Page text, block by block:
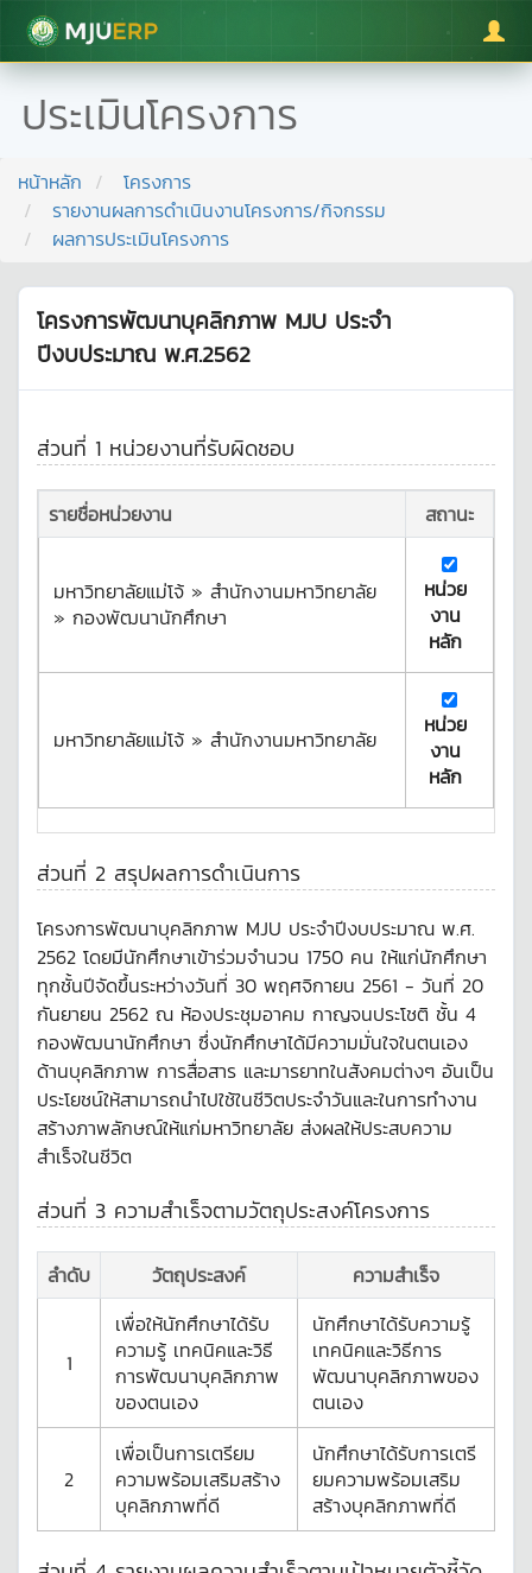
มหาวิทยาลัยแม่โจ้
ประเมินโครงการ
หน้าหลัก
โครงการ
รายงานผลการดำเนินงานโครงการ/กิจกรรม
ผลการประเมินโครงการ
โครงการพัฒนาบุคลิกภาพ MJU ประจำ
ปีงบประมาณ พ.ศ.2562
ส่วนที่ 1 หน่วยงานที่รับผิดชอบ
รายชื่อหน่วยงาน สถานะ
มหาวิทยาลัยแม่โจ้ » สำนักงานมหาวิทยาลัย
» กองพัฒนานักศึกษา
หน่วย
งาน
หลัก
มหาวิทยาลัยแม่โจ้ » สำนักงานมหาวิทยาลัย
หน่วย
งาน
หลัก
ส่วนที่ 2 สรุปผลการดำเนินการ
โครงการพัฒนาบุคลิกภาพ MJU ประจำปีงบประมาณ พ.ศ.
2562 โดยมีนักศึกษาเข้าร่วมจำนวน 1750 คน ให้แก่นักศึกษา
ทุกชั้นปีจัดขึ้นระหว่างวันที่ 30 พฤศจิกายน 2561 - วันที่ 20
กันยายน 2562 ณ ห้องประชุมอาคม กาญจนประโชติ ชั้น 4
กองพัฒนานักศึกษา ซึ่งนักศึกษาได้มีความมั่นใจในตนเอง
ด้านบุคลิกภาพ การสื่อสาร และมารยาทในสังคมต่างๆ อันเป็น
ประโยชน์ให้สามารถนำไปใช้ในชีวิตประจำวันและในการทำงาน
สร้างภาพลักษณ์ให้แก่มหาวิทยาลัย ส่งผลให้ประสบความ
สำเร็จในชีวิต
ส่วนที่ 3 ความสำเร็จตามวัตถุประสงค์โครงการ
ลำดับ วัตถุประสงค์ ความสำเร็จ
1
เพื่อให้นักศึกษาได้รับ
ความรู้ เทคนิคและวิธี
การพัฒนาบุคลิกภาพ
ของตนเอง
นักศึกษาได้รับความรู้
เทคนิคและวิธีการ
พัฒนาบุคลิกภาพของ
ตนเอง
2
เพื่อเป็นการเตรียม
ความพร้อมเสริมสร้าง
บุคลิกภาพที่ดี
นักศึกษาได้รับการเตรี
ยมความพร้อมเสริม
สร้างบุคลิกภาพที่ดี